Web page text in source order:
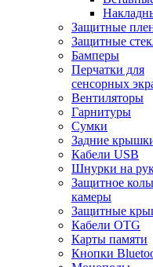
Защитные
Защитные
Бамперы
Перчатки для
сенсорных
Вентиляторы
Гарнитуры
Сумки
Задние
Кабели USB
Шнурки на
Защитное
камеры
Защитные
Кабели OTG
Карты памяти
Кнопки